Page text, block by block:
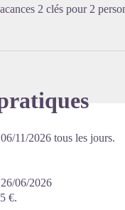
2 clés pour 2
11/2026 tous les jours.
06/2026
€.